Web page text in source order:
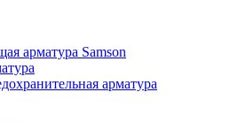
арматура Samson
арматура